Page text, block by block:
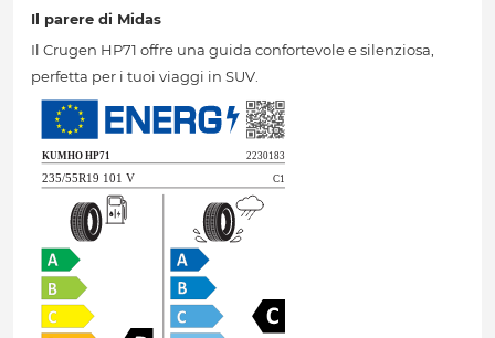
Il parere di Midas
Il Crugen HP71 offre una guida confortevole e silenziosa,
perfetta per i tuoi viaggi in SUV.